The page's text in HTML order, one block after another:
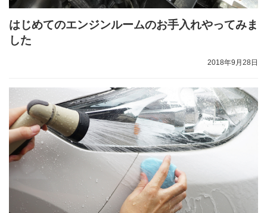
はじめてのエンジンルームのお手入れやってみま
した
2018年9月28日